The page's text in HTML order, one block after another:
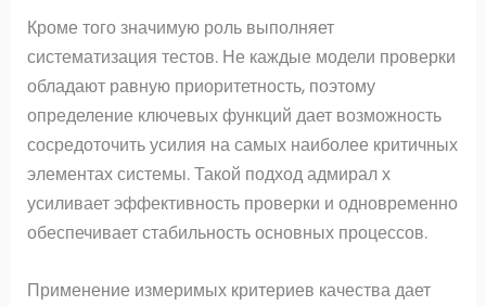
Кроме того значимую роль выполняет
систематизация тестов. Не каждые модели проверки
обладают равную приоритетность, поэтому
определение ключевых функций дает возможность
сосредоточить усилия на самых наиболее критичных
элементах системы. Такой подход адмирал х
усиливает эффективность проверки и одновременно
обеспечивает стабильность основных процессов.
Применение измеримых критериев качества дает